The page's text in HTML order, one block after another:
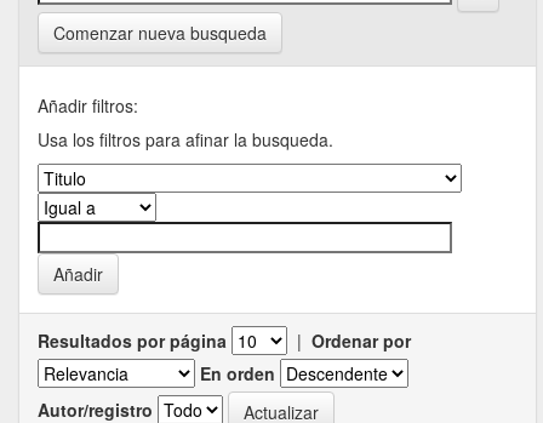
Comenzar nueva busqueda
Añadir filtros:
Usa los filtros para afinar la busqueda.
Resultados por página | Ordenar por
En orden
Autor/registro